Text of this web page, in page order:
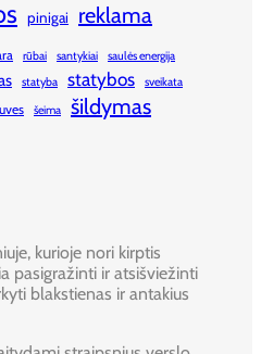
pinigai reklama
rūbai santykiai saulės energija
statyba statybos sveikata
šeima šildymas
kurioje nori kirptis
pasigražinti ir atsišviežinti
blakstienas ir antakius